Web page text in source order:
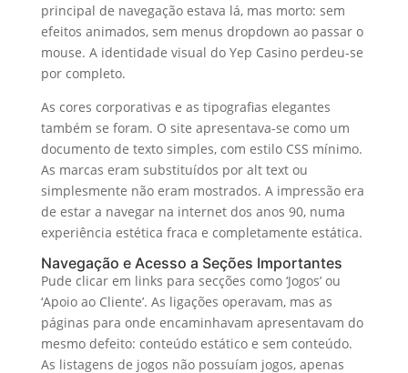
principal de navegação estava lá, mas morto: sem
efeitos animados, sem menus dropdown ao passar o
mouse. A identidade visual do Yep Casino perdeu-se
por completo.
As cores corporativas e as tipografias elegantes
também se foram. O site apresentava-se como um
documento de texto simples, com estilo CSS mínimo.
As marcas eram substituídos por alt text ou
simplesmente não eram mostrados. A impressão era
de estar a navegar na internet dos anos 90, numa
experiência estética fraca e completamente estática.
Navegação e Acesso a Seções Importantes
Pude clicar em links para secções como ‘Jogos’ ou
‘Apoio ao Cliente’. As ligações operavam, mas as
páginas para onde encaminhavam apresentavam do
mesmo defeito: conteúdo estático e sem conteúdo.
As listagens de jogos não possuíam jogos, apenas